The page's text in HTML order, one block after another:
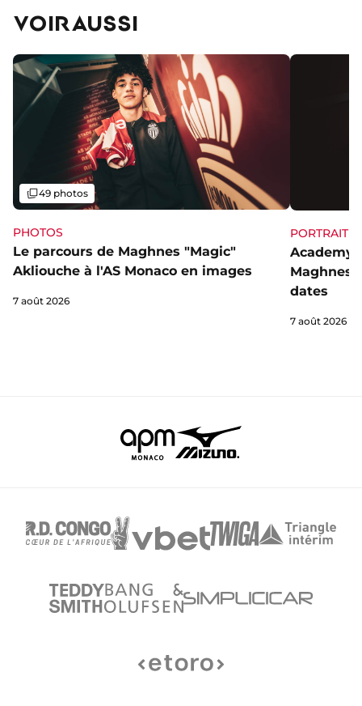
VOIR AUSSI
PHOTOS
Le parcours de Maghnes "Magic"
Akliouche à l'AS Monaco en images
Galerie
49 photos
7 août 2026
PORTRAIT
Academy,
Maghnes
dates
7 août 2026